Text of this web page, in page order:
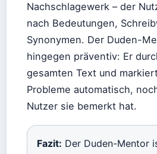
Nachschlagewerk – der
nach Bedeutungen,
Synonymen. Der Duden-
hingegen präventiv: Er
gesamten Text und
Probleme automatisch,
Nutzer sie bemerkt hat.
Fazit: Der Duden-Mentor